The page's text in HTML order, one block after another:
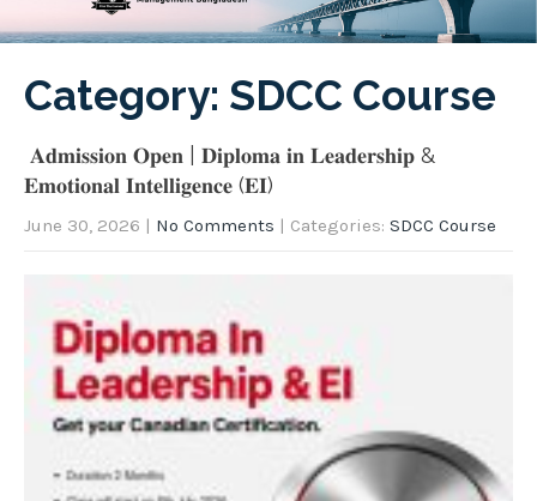
Category: SDCC Course
𝐀𝐝𝐦𝐢𝐬𝐬𝐢𝐨𝐧 𝐎𝐩𝐞𝐧 | 𝐃𝐢𝐩𝐥𝐨𝐦𝐚 𝐢𝐧 𝐋𝐞𝐚𝐝𝐞𝐫𝐬𝐡𝐢𝐩 &
𝐄𝐦𝐨𝐭𝐢𝐨𝐧𝐚𝐥 𝐈𝐧𝐭𝐞𝐥𝐥𝐢𝐠𝐞𝐧𝐜𝐞 (𝐄𝐈)
June 30, 2026 | No Comments | Categories: SDCC Course